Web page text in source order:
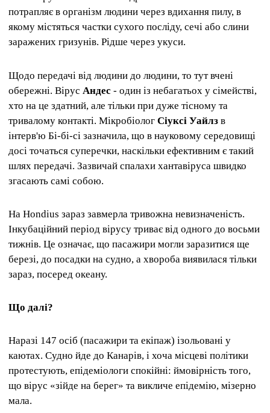
потрапляє в організм людини через вдихання пилу, в
якому містяться частки сухого посліду, сечі або слини
заражених гризунів. Рідше через укуси.
Щодо передачі від людини до людини, то тут вчені
обережні. Вірус Андес - один із небагатьох у сімействі,
хто на це здатний, але тільки при дуже тісному та
тривалому контакті. Мікробіолог Сіуксі Уайлз в
інтерв'ю Бі-бі-сі зазначила, що в науковому середовищі
досі точаться суперечки, наскільки ефективним є такий
шлях передачі. Зазвичай спалахи хантавіруса швидко
згасають самі собою.
На Hondius зараз завмерла тривожна невизначеність.
Інкубаційний період вірусу триває від одного до восьми
тижнів. Це означає, що пасажири могли заразитися ще
березі, до посадки на судно, а хвороба виявилася тільки
зараз, посеред океану.
Що далі?
Наразі 147 осіб (пасажири та екіпаж) ізольовані у
каютах. Судно йде до Канарів, і хоча місцеві політики
протестують, епідеміологи спокійні: ймовірність того,
що вірус «зійде на берег» та викличе епідемію, мізерно
мала.